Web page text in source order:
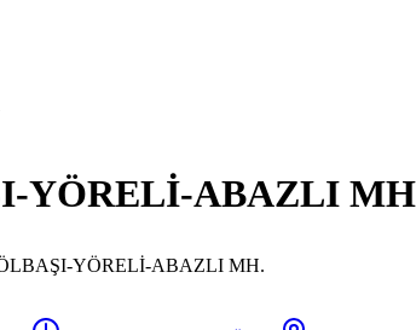
YÖRELİ-ABAZLI
YÖRELİ-ABAZLI MH.